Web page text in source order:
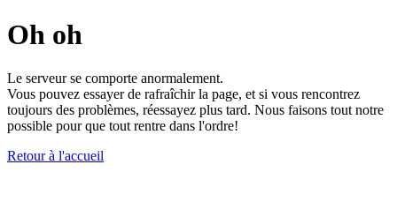
Oh oh
Le serveur se comporte anormalement.
Vous pouvez essayer de rafraîchir la page, et si vous rencontrez
toujours des problèmes, réessayez plus tard. Nous faisons tout notre
possible pour que tout rentre dans l'ordre!
Retour à l'accueil